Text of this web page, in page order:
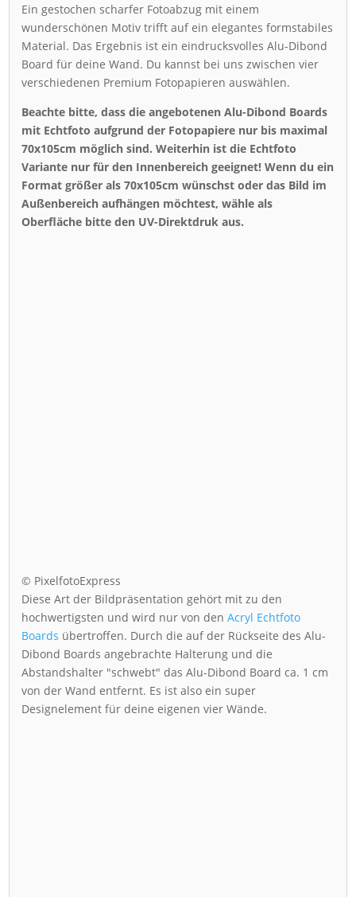
Ein gestochen scharfer Fotoabzug mit einem
wunderschönen Motiv trifft auf ein elegantes formstabiles
Material. Das Ergebnis ist ein eindrucksvolles Alu-Dibond
Board für deine Wand. Du kannst bei uns zwischen vier
verschiedenen Premium Fotopapieren auswählen.
Beachte bitte, dass die angebotenen Alu-Dibond Boards
mit Echtfoto aufgrund der Fotopapiere nur bis maximal
70x105cm möglich sind. Weiterhin ist die Echtfoto
Variante nur für den Innenbereich geeignet! Wenn du ein
Format größer als 70x105cm wünschst oder das Bild im
Außenbereich aufhängen möchtest, wähle als
Oberfläche bitte den UV-Direktdruk aus.
© PixelfotoExpress
Diese Art der Bildpräsentation gehört mit zu den
hochwertigsten und wird nur von denAcryl Echtfoto
Boards übertroffen. Durch die auf der Rückseite des Alu-
Dibond Boards angebrachte Halterung und die
Abstandshalter "schwebt" das Alu-Dibond Board ca. 1 cm
von der Wand entfernt. Es ist also ein super
Designelement für deine eigenen vier Wände.